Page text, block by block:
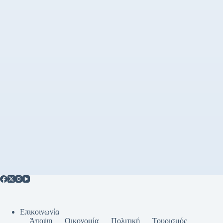
Επικοινωνία
Άποψη
Οικονομία Πολιτική Τουρισμός